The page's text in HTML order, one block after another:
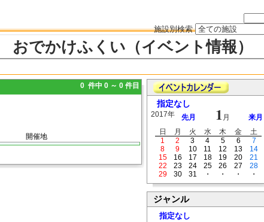
施設別検索
おでかけふくい（イベント情報）
0 件中 0 ～ 0 件目
開催地
指定なし
2017年 先月 1 月
来月
日
月 火 水 木 金
土
1
2 3 4 5 6
7
8
9 10 11 12 13
14
15
16 17 18 19 20
21
22
23 24 25 26 27
28
29
30 31 ・ ・ ・ ・
ジャンル
指定なし